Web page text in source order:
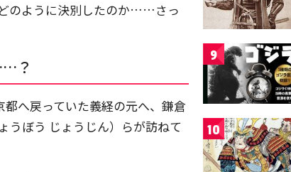
のように決別したのか……さっ
？
へ戻っていた義経の元へ、鎌倉
ょうぼう じょうじん）らが訪ねて
9
10